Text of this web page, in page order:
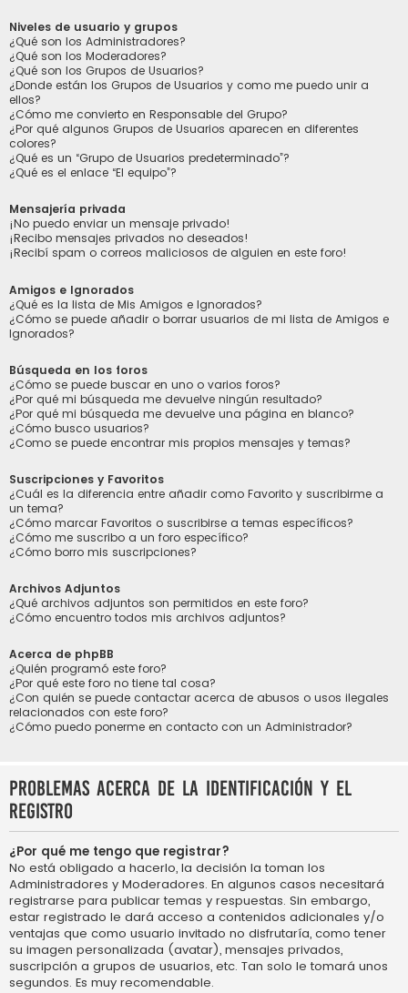
Niveles de usuario y grupos
¿Qué son los Administradores?
¿Qué son los Moderadores?
¿Qué son los Grupos de Usuarios?
¿Donde están los Grupos de Usuarios y como me puedo unir a
ellos?
¿Cómo me convierto en Responsable del Grupo?
¿Por qué algunos Grupos de Usuarios aparecen en diferentes
colores?
¿Qué es un “Grupo de Usuarios predeterminado”?
¿Qué es el enlace “El equipo”?
Mensajería privada
¡No puedo enviar un mensaje privado!
¡Recibo mensajes privados no deseados!
¡Recibí spam o correos maliciosos de alguien en este foro!
Amigos e Ignorados
¿Qué es la lista de Mis Amigos e Ignorados?
¿Cómo se puede añadir o borrar usuarios de mi lista de Amigos e
Ignorados?
Búsqueda en los foros
¿Cómo se puede buscar en uno o varios foros?
¿Por qué mi búsqueda me devuelve ningún resultado?
¿Por qué mi búsqueda me devuelve una página en blanco?
¿Cómo busco usuarios?
¿Como se puede encontrar mis propios mensajes y temas?
Suscripciones y Favoritos
¿Cuál es la diferencia entre añadir como Favorito y suscribirme a
un tema?
¿Cómo marcar Favoritos o suscribirse a temas específicos?
¿Cómo me suscribo a un foro específico?
¿Cómo borro mis suscripciones?
Archivos Adjuntos
¿Qué archivos adjuntos son permitidos en este foro?
¿Cómo encuentro todos mis archivos adjuntos?
Acerca de phpBB
¿Quién programó este foro?
¿Por qué este foro no tiene tal cosa?
¿Con quién se puede contactar acerca de abusos o usos ilegales
relacionados con este foro?
¿Cómo puedo ponerme en contacto con un Administrador?
Problemas acerca de la identificación y el
registro
¿Por qué me tengo que registrar?
No está obligado a hacerlo, la decisión la toman los
Administradores y Moderadores. En algunos casos necesitará
registrarse para publicar temas y respuestas. Sin embargo,
estar registrado le dará acceso a contenidos adicionales y/o
ventajas que como usuario invitado no disfrutaría, como tener
su imagen personalizada (avatar), mensajes privados,
suscripción a grupos de usuarios, etc. Tan solo le tomará unos
segundos. Es muy recomendable.